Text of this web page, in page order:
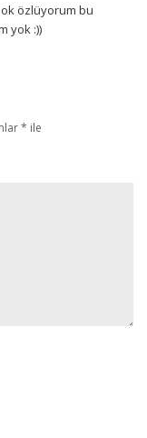
özlüyorum bu
yok :))
* ile